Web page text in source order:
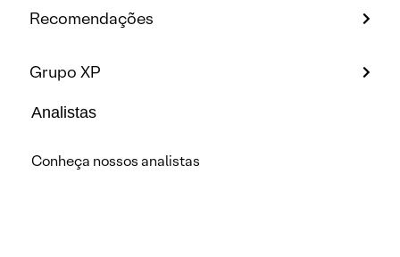
Recomendações
Grupo XP
Analistas
Conheça nossos analistas